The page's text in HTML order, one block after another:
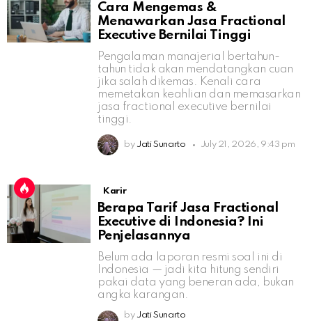
Cara Mengemas &
Menawarkan Jasa Fractional
Executive Bernilai Tinggi
Pengalaman manajerial bertahun-
tahun tidak akan mendatangkan cuan
jika salah dikemas. Kenali cara
memetakan keahlian dan memasarkan
jasa fractional executive bernilai
tinggi.
by Jati Sunarto July 21, 2026, 9:43 pm
Karir
Berapa Tarif Jasa Fractional
Executive di Indonesia? Ini
Penjelasannya
Belum ada laporan resmi soal ini di
Indonesia — jadi kita hitung sendiri
pakai data yang beneran ada, bukan
angka karangan.
by Jati Sunarto